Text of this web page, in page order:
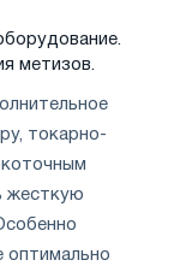
метизов.
токарно-
жесткую
оптимально